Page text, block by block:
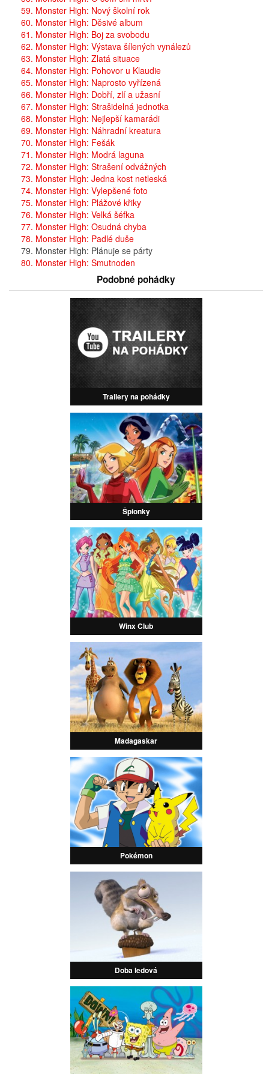
59. Monster High: Nový školní rok
60. Monster High: Děsivé album
61. Monster High: Boj za svobodu
62. Monster High: Výstava šílených vynálezů
63. Monster High: Zlatá situace
64. Monster High: Pohovor u Klaudie
65. Monster High: Naprosto vyřízená
66. Monster High: Dobří, zlí a užasní
67. Monster High: Strašidelná jednotka
68. Monster High: Nejlepší kamarádi
69. Monster High: Náhradní kreatura
70. Monster High: Fešák
71. Monster High: Modrá laguna
72. Monster High: Strašení odvážných
73. Monster High: Jedna kost netleská
74. Monster High: Vylepšené foto
75. Monster High: Plážové křiky
76. Monster High: Velká šéfka
77. Monster High: Osudná chyba
78. Monster High: Padlé duše
79. Monster High: Plánuje se párty
80. Monster High: Smutnoden
Podobné pohádky
Trailery na pohádky
Špionky
Winx Club
Madagaskar
Pokémon
Doba ledová